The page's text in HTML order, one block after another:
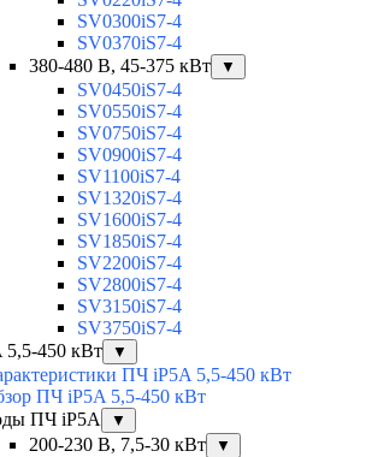
SV0300iS7-4
SV0370iS7-4
380-480 В, 45-375 кВт
▼
SV0450iS7-4
SV0550iS7-4
SV0750iS7-4
SV0900iS7-4
SV1100iS7-4
SV1320iS7-4
SV1600iS7-4
SV1850iS7-4
SV2200iS7-4
SV2800iS7-4
SV3150iS7-4
SV3750iS7-4
450 кВт
▼
ПЧ iP5A 5,5-450 кВт
ПЧ iP5A 5,5-450 кВт
ПЧ iP5A
▼
200-230 В, 7,5-30 кВт ▼